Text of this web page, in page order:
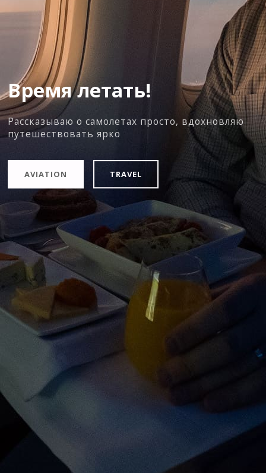
Время летать!
Рассказываю о самолетах просто, вдохновляю
путешествовать ярко
AVIATION TRAVEL